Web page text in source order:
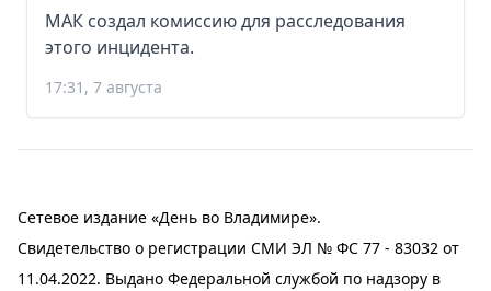
МАК создал комиссию для расследования
этого инцидента.
17:31, 7 августа
Сетевое издание «День во Владимире».
Свидетельство о регистрации СМИ ЭЛ № ФС 77 - 83032 от
11.04.2022. Выдано Федеральной службой по надзору в